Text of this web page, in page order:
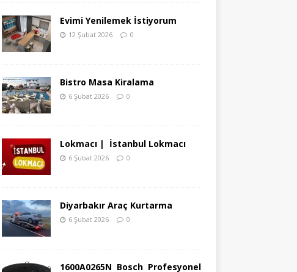
Evimi Yenilemek İstiyorum
12 Şubat 2026 0
Bistro Masa Kiralama
6 Şubat 2026 0
Lokmacı | İstanbul Lokmacı
6 Şubat 2026 0
Diyarbakır Araç Kurtarma
6 Şubat 2026 0
1600A0265N Bosch Profesyonel